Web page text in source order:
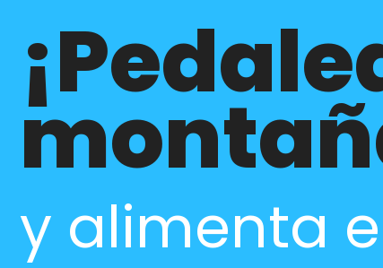
y alimenta